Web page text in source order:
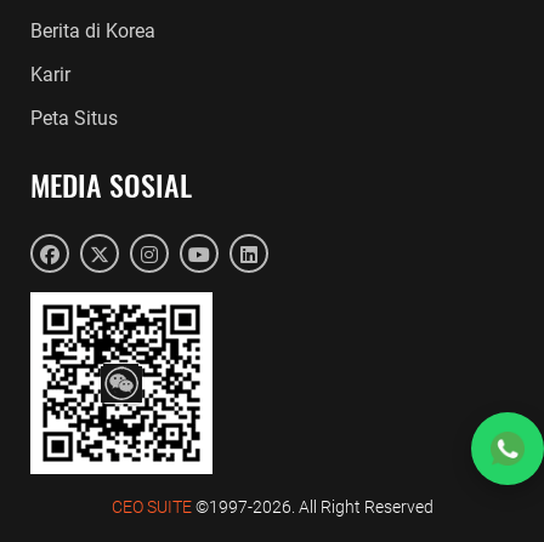
Berita di Korea
Karir
Peta Situs
MEDIA SOSIAL
CEO SUITE©1997-2026. All Right Reserved